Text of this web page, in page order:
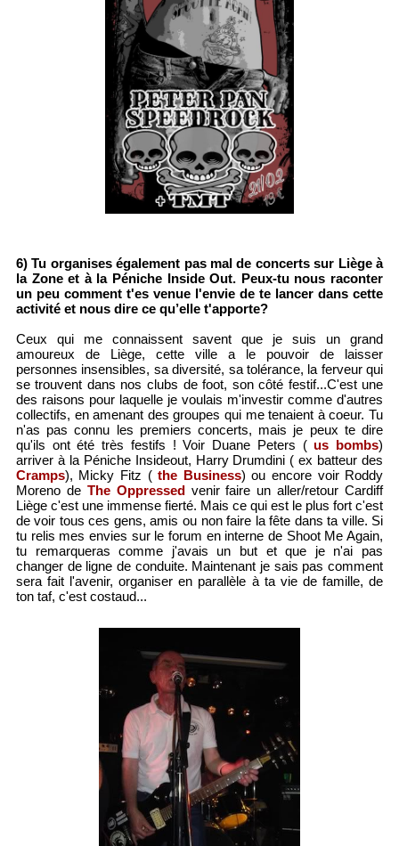
6) Tu organises également pas mal de concerts sur Liège à
la Zone et à la Péniche Inside Out. Peux-tu nous raconter
un peu comment t'es venue l'envie de te lancer dans cette
activité et nous dire ce qu’elle t'apporte?
Ceux qui me connaissent savent que je suis un grand
amoureux de Liège, cette ville a le pouvoir de laisser
personnes insensibles, sa diversité, sa tolérance, la ferveur qui
se trouvent dans nos clubs de foot, son côté festif...C'est une
des raisons pour laquelle je voulais m'investir comme d'autres
collectifs, en amenant des groupes qui me tenaient à coeur. Tu
n'as pas connu les premiers concerts, mais je peux te dire
qu'ils ont été très festifs ! Voir Duane Peters ( us bombs)
arriver à la Péniche Insideout, Harry Drumdini ( ex batteur des
Cramps), Micky Fitz (the Business) ou encore voir Roddy
Moreno de The Oppressedvenir faire un aller/retour Cardiff
Liège c'est une immense fierté. Mais ce qui est le plus fort c'est
de voir tous ces gens, amis ou non faire la fête dans ta ville. Si
tu relis mes envies sur le forum en interne de Shoot Me Again,
tu remarqueras comme j'avais un but et que je n'ai pas
changer de ligne de conduite. Maintenant je sais pas comment
sera fait l'avenir, organiser en parallèle à ta vie de famille, de
ton taf, c'est costaud...